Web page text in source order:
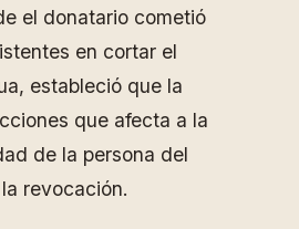
el donatario cometió
en cortar el
estableció que la
que afecta a la
de la persona del
revocación.